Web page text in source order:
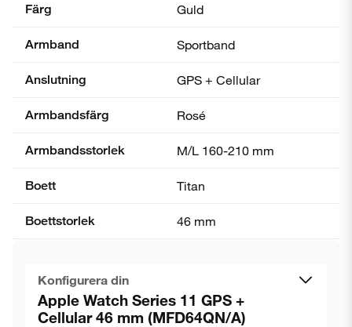
Färg Guld
Armband Sportband
Anslutning GPS + Cellular
Armbandsfärg Rosé
Armbandsstorlek M/L 160-210 mm
Boett Titan
Boettstorlek 46 mm
Konfigurera din
Apple Watch Series 11 GPS +
Cellular 46 mm (MFD64QN/A)